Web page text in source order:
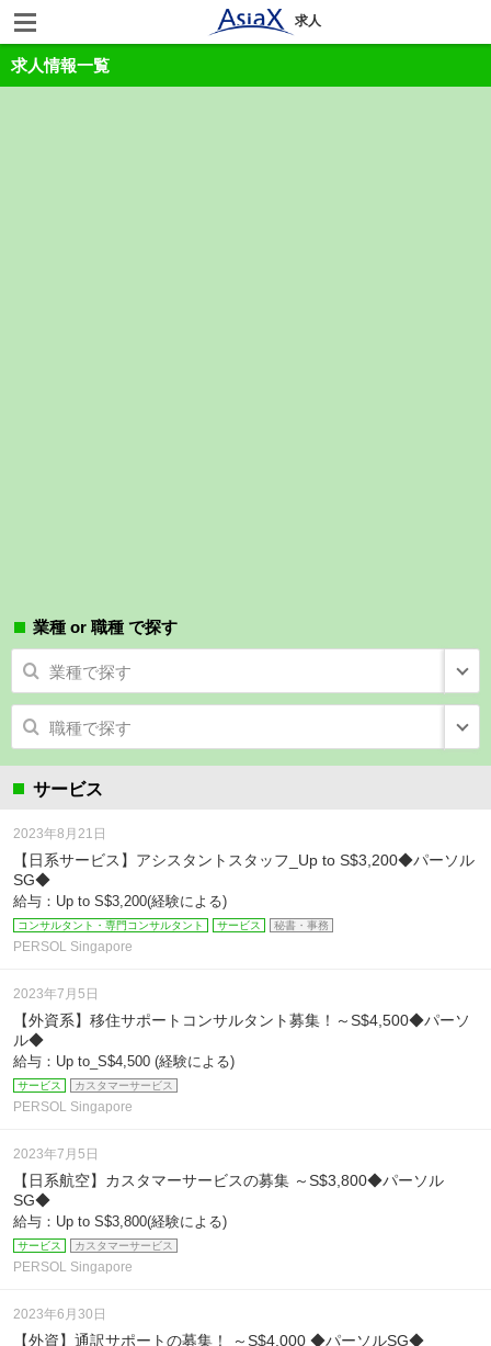
求人
求人情報一覧
業種 or 職種 で探す
業種で探す
職種で探す
サービス
【日系サービス】アシスタントスタッフ_Up to S$3,200◆パーソル
SG◆
給与：Up to S$3,200(経験による)
コンサルタント・専門コンサルタント サービス 秘書・事務
2023年8月21日
PERSOL Singapore
【外資系】移住サポートコンサルタント募集！～S$4,500◆パーソ
ル◆
給与：Up to_S$4,500 (経験による)
サービス カスタマーサービス
2023年7月5日
PERSOL Singapore
【日系航空】カスタマーサービスの募集 ～S$3,800◆パーソル
SG◆
給与：Up to S$3,800(経験による)
サービス カスタマーサービス
2023年7月5日
PERSOL Singapore
【外資】通訳サポートの募集！ ～S$4,000 ◆パーソルSG◆
2023年6月30日